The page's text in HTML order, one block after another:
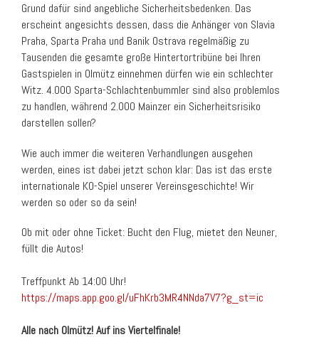
Grund dafür sind angebliche Sicherheitsbedenken. Das
erscheint angesichts dessen, dass die Anhänger von Slavia
Praha, Sparta Praha und Banik Ostrava regelmäßig zu
Tausenden die gesamte große Hintertortribüne bei Ihren
Gastspielen in Olmütz einnehmen dürfen wie ein schlechter
Witz. 4.000 Sparta-Schlachtenbummler sind also problemlos
zu handlen, während 2.000 Mainzer ein Sicherheitsrisiko
darstellen sollen?
Wie auch immer die weiteren Verhandlungen ausgehen
werden, eines ist dabei jetzt schon klar: Das ist das erste
internationale KO-Spiel unserer Vereinsgeschichte! Wir
werden so oder so da sein!
Ob mit oder ohne Ticket: Bucht den Flug, mietet den Neuner,
füllt die Autos!
Treffpunkt Ab 14:00 Uhr!
https://maps.app.goo.gl/uFhKrb3MR4NNda7V7?g_st=ic
Alle nach Olmütz! Auf ins Viertelfinale!